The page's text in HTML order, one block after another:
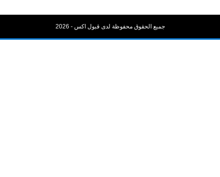
جميع الحقوق محفوظة لدى قبول اكس - 2026